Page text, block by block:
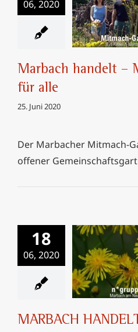
06, 2020
Marbach
alle
Marbach handelt –
für alle
25. Juni 2020
Der Marbacher Mitmach-
offener
18
06, 2020
MARBACH